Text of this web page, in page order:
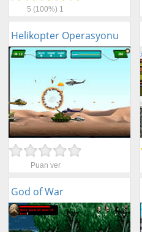
5 (100%) 1
Helikopter Operasyonu
Puan ver
God of War